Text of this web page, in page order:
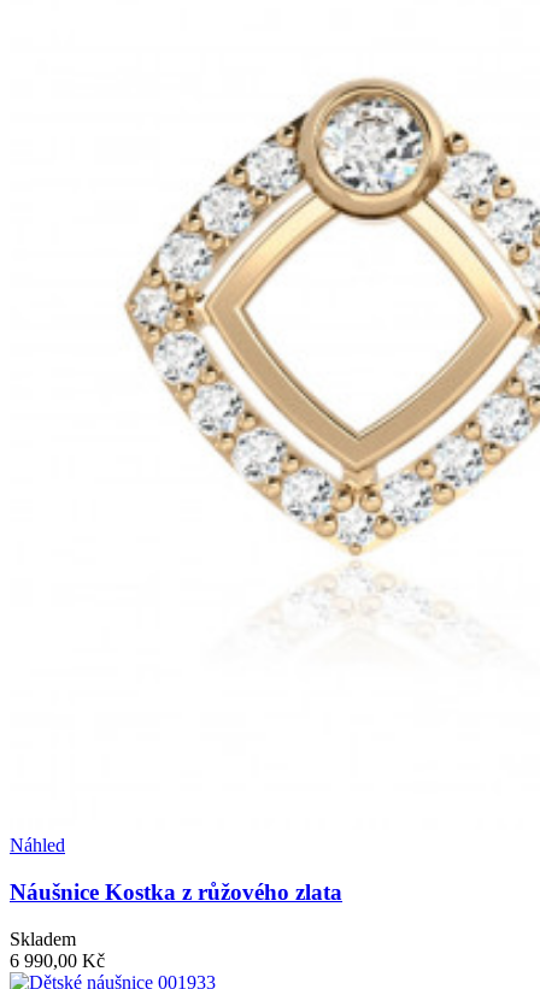
Náhled
Náušnice Kostka z růžového zlata
Skladem
6 990,00 Kč